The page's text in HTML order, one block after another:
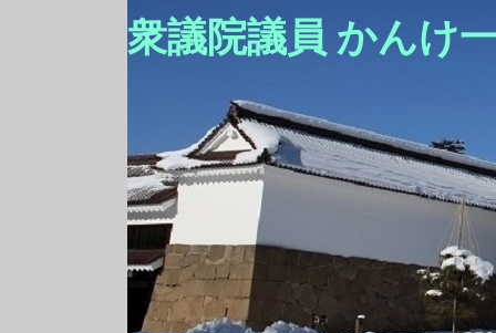
衆議院議員 かんけ